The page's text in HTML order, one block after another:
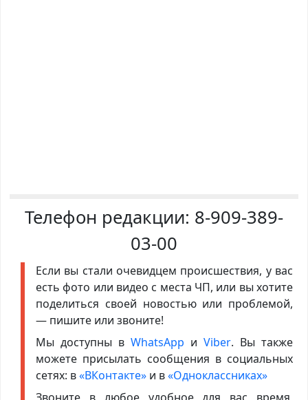
Телефон редакции: 8-909-389-
03-00
Если вы стали очевидцем происшествия, у вас
есть фото или видео с места ЧП, или вы хотите
поделиться своей новостью или проблемой,
— пишите или звоните!
Мы доступны в WhatsApp иViber. Вы также
можете присылать сообщения в социальных
сетях: в«ВКонтакте»и в«Одноклассниках»